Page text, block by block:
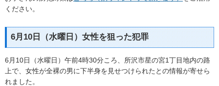
ください。
6月10日（水曜日）女性を狙った犯罪
6月10日（水曜日）午前4時30分ころ、所沢市星の宮1丁目地内の路
上で、女性が全裸の男に下半身を見せつけられたとの情報が寄せら
れました。